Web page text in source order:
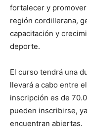
fortalecer y
región cordillerana,
capacitación y
deporte.
El curso tendrá una
llevará a cabo entre
inscripción es de
pueden inscribirse,
encuentran abiertas.